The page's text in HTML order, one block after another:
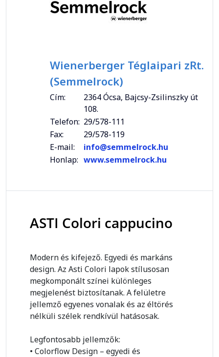
Wienerberger Téglaipari zRt.
(Semmelrock)
Cím:
2364 Ócsa, Bajcsy-Zsilinszky út
108.
Telefon: 29/578-111
Fax:
29/578-119
E-mail:
info@semmelrock.hu
Honlap: www.semmelrock.hu
ASTI Colori cappucino
Modern és kifejező. Egyedi és markáns
design. Az Asti Colori lapok stílusosan
megkomponált színei különleges
megjelenést biztosítanak. A felületre
jellemző egyenes vonalak és az éltörés
nélküli szélek rendkívül hatásosak.
Legfontosabb jellemzők:
• Colorflow Design – egyedi és